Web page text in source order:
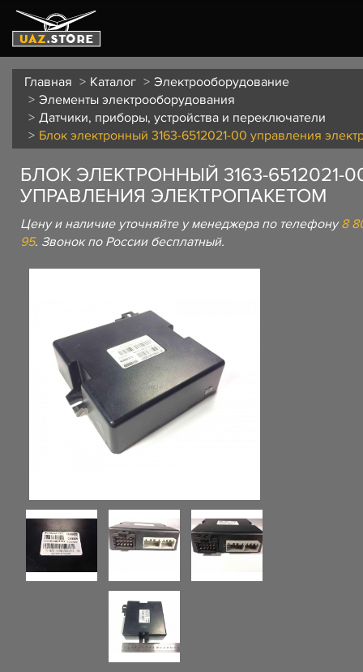
Главная Каталог
Электрооборудование
Элементы электрооборудования
Датчики, приборы, устройства и переключатели
Блок электронный 3163-6512021-00 управления
БЛОК ЭЛЕКТРОННЫЙ 3163-6512021-
УПРАВЛЕНИЯ ЭЛЕКТРОПАКЕТОМ
Цену и наличие уточняйте у менеджера по телефону8
95. Звонок по России бесплатный.